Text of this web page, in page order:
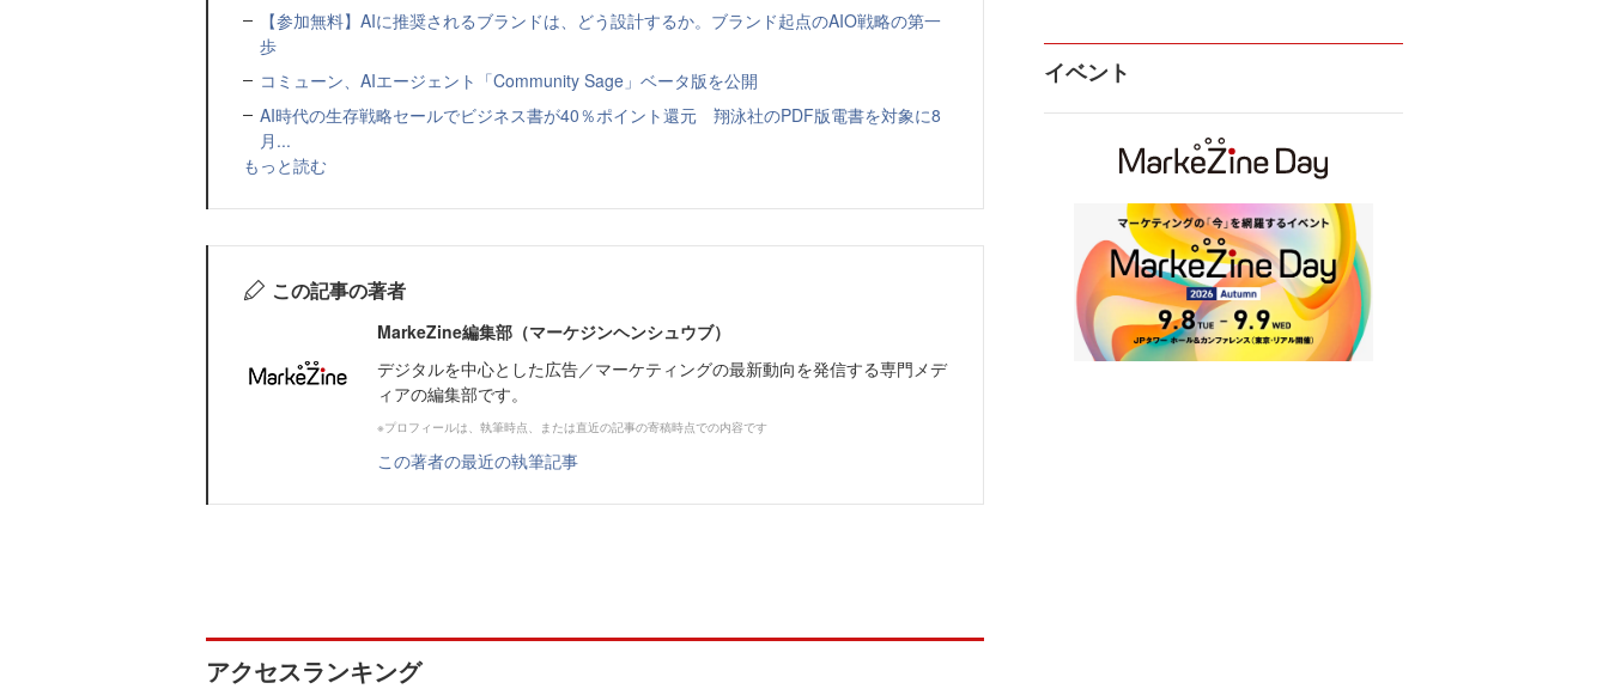
【参加無料】AIに推奨されるブランドは、どう設計するか。ブランド起点のAIO戦略の第一
歩
コミューン、AIエージェント「Community Sage」ベータ版を公開
AI時代の生存戦略セールでビジネス書が40％ポイント還元 翔泳社のPDF版電書を対象に8
月...
もっと読む
この記事の著者
MarkeZine編集部（マーケジンヘンシュウブ）
デジタルを中心とした広告／マーケティングの最新動向を発信する専門メデ
ィアの編集部です。
※プロフィールは、執筆時点、または直近の記事の寄稿時点での内容です
この著者の最近の執筆記事
アクセスランキング
イベント